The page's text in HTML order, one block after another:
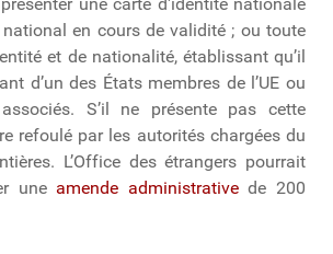
en cours de validité ; ou toute
et de nationalité, établissant qu’il
d’un des États membres de l’UE ou
S’il ne présente pas cette
refoulé par les autorités chargées du
L’Office des étrangers pourrait
une amende administrativede 200